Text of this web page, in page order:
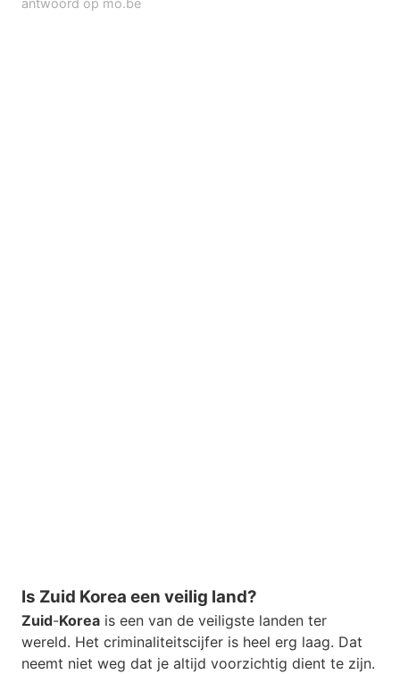
Is Zuid Korea een veilig land?
Zuid-Korea is een van de veiligste landen ter
wereld. Het criminaliteitscijfer is heel erg laag. Dat
neemt niet weg dat je altijd voorzichtig dient te zijn.